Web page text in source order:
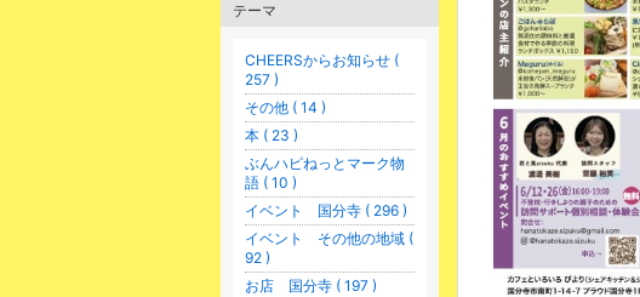
テーマ
CHEERSからお知らせ (
257 )
その他 ( 14 )
本 ( 23 )
ぶんハピねっとマーク物
語 ( 10 )
イベント 国分寺 ( 296 )
イベント その他の地域 (
92 )
お店 国分寺 ( 197 )